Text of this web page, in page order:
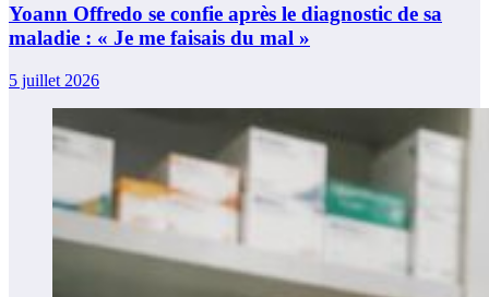
Yoann Offredo se confie après le diagnostic de sa
maladie : « Je me faisais du mal »
5 juillet 2026